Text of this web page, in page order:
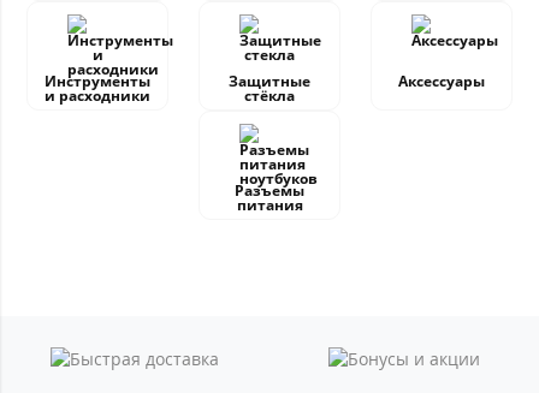
Инструменты
и расходники
Защитные
стёкла
Аксессуары
Разъемы
питания